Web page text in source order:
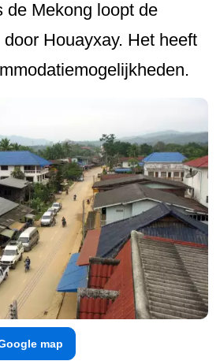
de Mekong loopt de
Houayxay. Het heeft
map